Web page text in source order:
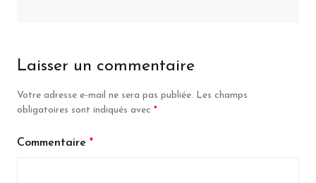
Laisser un commentaire
Votre adresse e-mail ne sera pas publiée. Les champs
obligatoires sont indiqués avec *
Commentaire *